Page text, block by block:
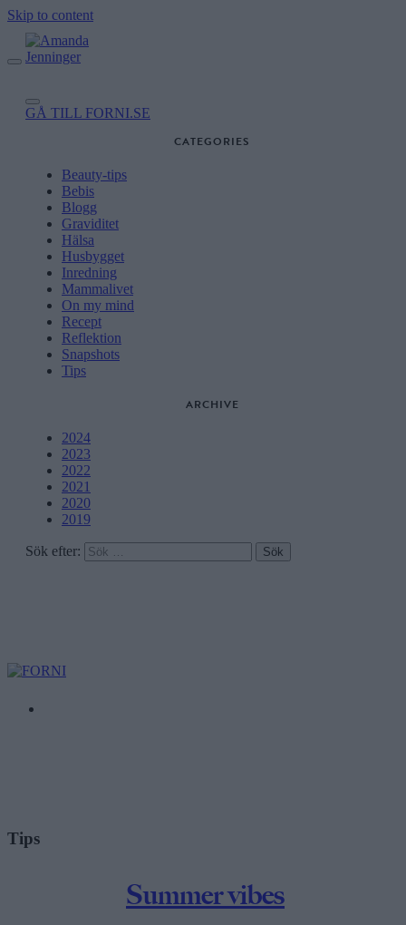
Skip to content
GÅ TILL FORNI.SE
CATEGORIES
Beauty-tips
Bebis
Blogg
Graviditet
Hälsa
Husbygget
Inredning
Mammalivet
On my mind
Recept
Reflektion
Snapshots
Tips
ARCHIVE
2024
2023
2022
2021
2020
2019
Sök efter:
Tips
Summer vibes